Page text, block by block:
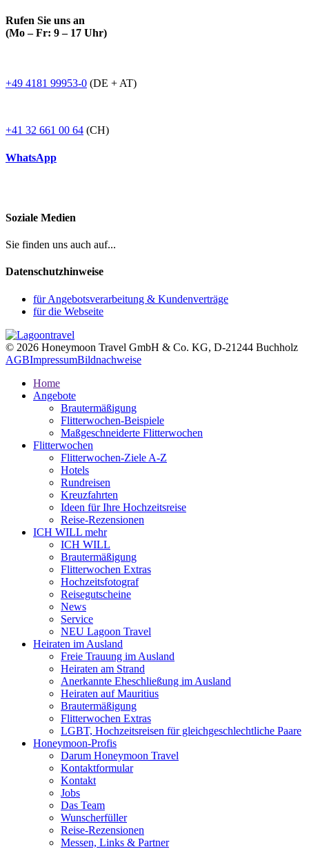
Rufen Sie uns an
(Mo – Fr: 9 – 17 Uhr)
+49 4181 99953-0 (DE + AT)
+41 32 661 00 64 (CH)
WhatsApp
Soziale Medien
Sie finden uns auch auf...
Datenschutzhinweise
für Angebotsverarbeitung & Kundenverträge
für die Webseite
© 2026 Honeymoon Travel GmbH & Co. KG, D-21244 Buchholz
AGBImpressumBildnachweise
Home
Angebote
Brautermäßigung
Flitterwochen-Beispiele
Maßgeschneiderte Flitterwochen
Flitterwochen
Flitterwochen-Ziele A-Z
Hotels
Rundreisen
Kreuzfahrten
Ideen für Ihre Hochzeitsreise
Reise-Rezensionen
ICH WILL mehr
ICH WILL
Brautermäßigung
Flitterwochen Extras
Hochzeitsfotograf
Reisegutscheine
News
Service
NEU Lagoon Travel
Heiraten im Ausland
Freie Trauung im Ausland
Heiraten am Strand
Anerkannte Eheschließung im Ausland
Heiraten auf Mauritius
Brautermäßigung
Flitterwochen Extras
LGBT, Hochzeitsreisen für gleichgeschlechtliche Paare
Honeymoon-Profis
Darum Honeymoon Travel
Kontaktformular
Kontakt
Jobs
Das Team
Wunscherfüller
Reise-Rezensionen
Messen, Links & Partner